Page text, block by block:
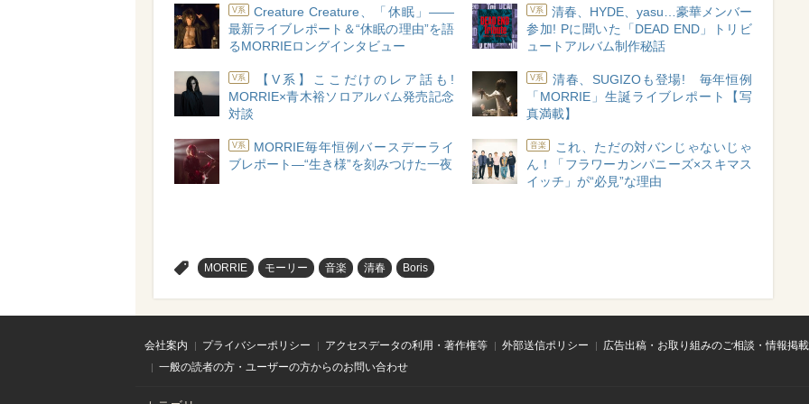
V系
Creature Creature、「休眠」――
最新ライブレポート＆“休眠の理由”を語
るMORRIEロングインタビュー
V系
清春、HYDE、yasu…豪華メンバー
参加! Pに聞いた「DEAD END」トリビ
ュートアルバム制作秘話
V系
【V系】ここだけのレア話も!
MORRIE×青木裕ソロアルバム発売記念
対談
V系
清春、SUGIZOも登場! 毎年恒例
「MORRIE」生誕ライブレポート【写
真満載】
V系
MORRIE毎年恒例バースデーライ
ブレポート―“生き様”を刻みつけた一夜
音楽
これ、ただの対バンじゃないじゃ
ん！「フラワーカンパニーズ×スキマス
イッチ」が“必見”な理由
MORRIE モーリー 音楽 清春 Boris
会社案内 プライバシーポリシー アクセスデータの利用・著作権等 外部送信ポリシー
広告出稿・お取り組みのご相談・情報掲
一般の読者の方・ユーザーの方からのお問い合わせ